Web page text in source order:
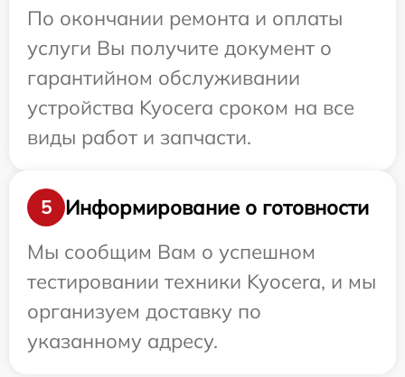
По окончании ремонта и оплаты
услуги Вы получите документ о
гарантийном обслуживании
устройства Kyocera сроком на все
виды работ и запчасти.
5
Информирование о готовности
Мы сообщим Вам о успешном
тестировании техники Kyocera, и мы
организуем доставку по
указанному адресу.